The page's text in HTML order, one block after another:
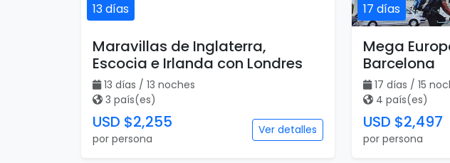
13 días
Maravillas de Inglaterra,
Escocia e Irlanda con Londres
13 días / 13 noches
3 país(es)
USD $2,255
por persona
Ver detalles
17 días
Mega
Barcelona
17 días / 15
4 país(es)
USD $2,497
por persona